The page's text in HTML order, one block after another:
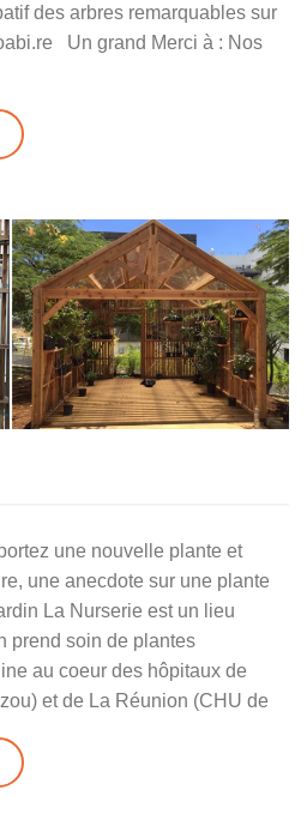
des arbres remarquables sur
Un grand Merci à : Nos
une nouvelle plante et
une anecdote sur une plante
La Nurserie est un lieu
prend soin de plantes
au coeur des hôpitaux de
et de La Réunion (CHU de